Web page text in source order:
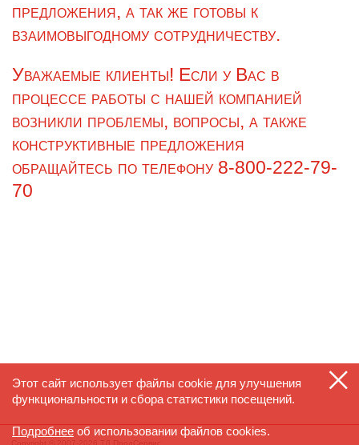
предложения, а так же готовы к
взаимовыгодному сотрудничеству.
Уважаемые клиенты! Если у Вас в
процессе работы с нашей компанией
возникли проблемы, вопросы, а также
конструктивные предложения
обращайтесь по телефону 8-800-222-79-
70
Этот сайт использует файлы cookie для улучшения
функциональности и сбора статистики посещений.
Подробнее об использовании файлов cookies.